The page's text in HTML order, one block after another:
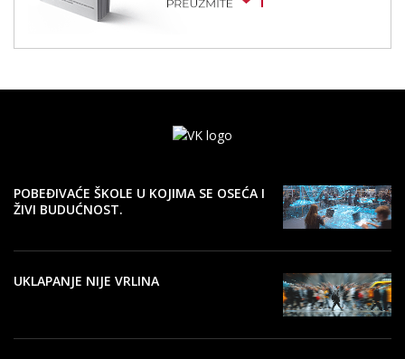
POBEĐIVAĆE ŠKOLE U KOJIMA SE OSEĆA I
ŽIVI BUDUĆNOST.
UKLAPANJE NIJE VRLINA